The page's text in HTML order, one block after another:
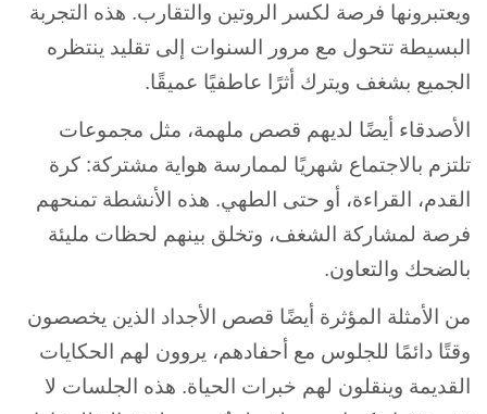
ويعتبرونها فرصة لكسر الروتين والتقارب. هذه التجربة
البسيطة تتحول مع مرور السنوات إلى تقليد ينتظره
الجميع بشغف ويترك أثرًا عاطفيًا عميقًا.
الأصدقاء أيضًا لديهم قصص ملهمة، مثل مجموعات
تلتزم بالاجتماع شهريًا لممارسة هواية مشتركة: كرة
القدم، القراءة، أو حتى الطهي. هذه الأنشطة تمنحهم
فرصة لمشاركة الشغف، وتخلق بينهم لحظات مليئة
بالضحك والتعاون.
من الأمثلة المؤثرة أيضًا قصص الأجداد الذين يخصصون
وقتًا دائمًا للجلوس مع أحفادهم، يروون لهم الحكايات
القديمة وينقلون لهم خبرات الحياة. هذه الجلسات لا